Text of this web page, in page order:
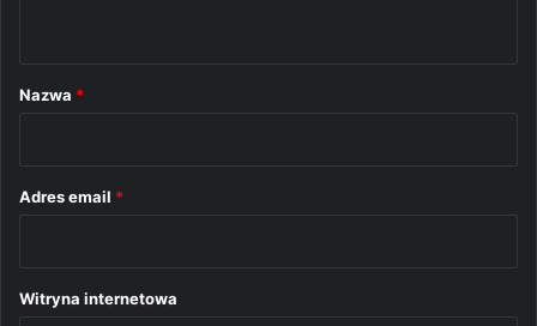
rNazwa *
Adres email *
Witryna internetowa